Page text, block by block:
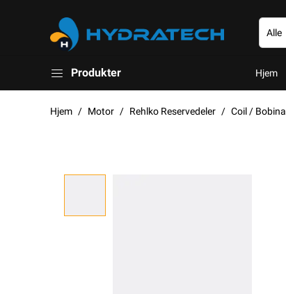
Produkter Hjem
Hjem Motor Rehlko Reservedeler Coil / Bobina